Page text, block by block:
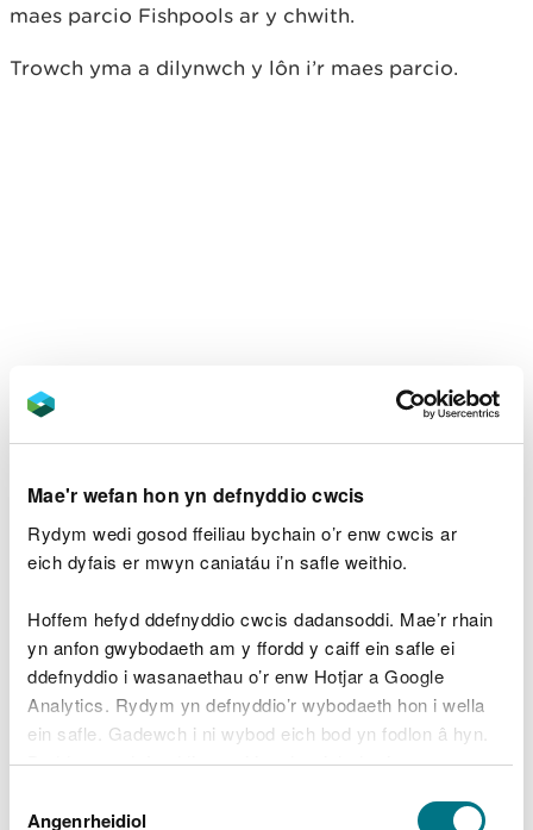
Mae'r wefan hon yn defnyddio cwcis
Rydym wedi gosod ffeiliau bychain o’r enw cwcis ar
eich dyfais er mwyn caniatáu i’n safle weithio.
Hoffem hefyd ddefnyddio cwcis dadansoddi. Mae’r rhain
yn anfon gwybodaeth am y ffordd y caiff ein safle ei
ddefnyddio i wasanaethau o’r enw Hotjar a Google
Analytics. Rydym yn defnyddio’r wybodaeth hon i wella
ein safle. Gadewch i ni wybod eich bod yn fodlon â hyn.
Byddwn yn defnyddio cwci i gadw eich dewis.
Gellirdarllen mwy am ein cwcis cyn i chi ddewis.
Caniatâd
Angenrheidiol
maes parcio Fishpools ar y chwith.
Trowch yma a dilynwch y lôn i’r maes parcio.
Y cyfeirnod grid Arolwg Ordnans ar gyfer y maes
parcio yw SO 188 681 (Explorer Map 200).
Y cod post yw LD7 1PA.Sylwer bod y cod post hwn
yn uniongyrchol i’r fynedfa.
Cludiant cyhoeddus
Y prif orsaf reilffordd agosaf yw Dolau.